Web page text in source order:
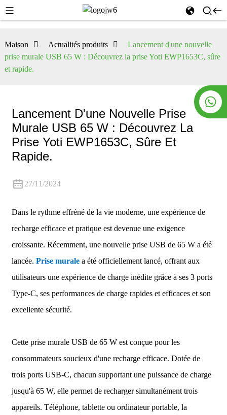
Maison Actualités produits
Lancement d'une nouvelle
prise murale USB 65 W : Découvrez la prise Yoti EWP1653C, sûre
et rapide.
Lancement D'une Nouvelle Prise
Murale USB 65 W : Découvrez La
Prise Yoti EWP1653C, Sûre Et
Rapide.
27/11/2024
Dans le rythme effréné de la vie moderne, une expérience de
recharge efficace et pratique est devenue une exigence
croissante. Récemment, une nouvelle prise USB de 65 W a été
lancée. Prise muralea été officiellement lancé, offrant aux
utilisateurs une expérience de charge inédite grâce à ses 3 ports
Type-C, ses performances de charge rapides et efficaces et son
excellente sécurité.
Cette prise murale USB de 65 W est conçue pour les
consommateurs soucieux d'une recharge efficace. Dotée de
trois ports USB-C, chacun supportant une puissance de charge
jusqu'à 65 W, elle permet de recharger simultanément trois
appareils. Téléphone, tablette ou ordinateur portable, la